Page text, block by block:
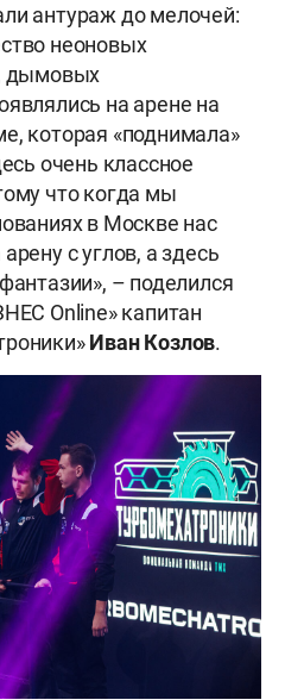
антураж до мелочей:
неоновых
дымовых
на арене на
которая «поднимала»
очень классное
что когда мы
в Москве нас
с углов, а здесь
– поделился
Online» капитан
Иван Козлов.